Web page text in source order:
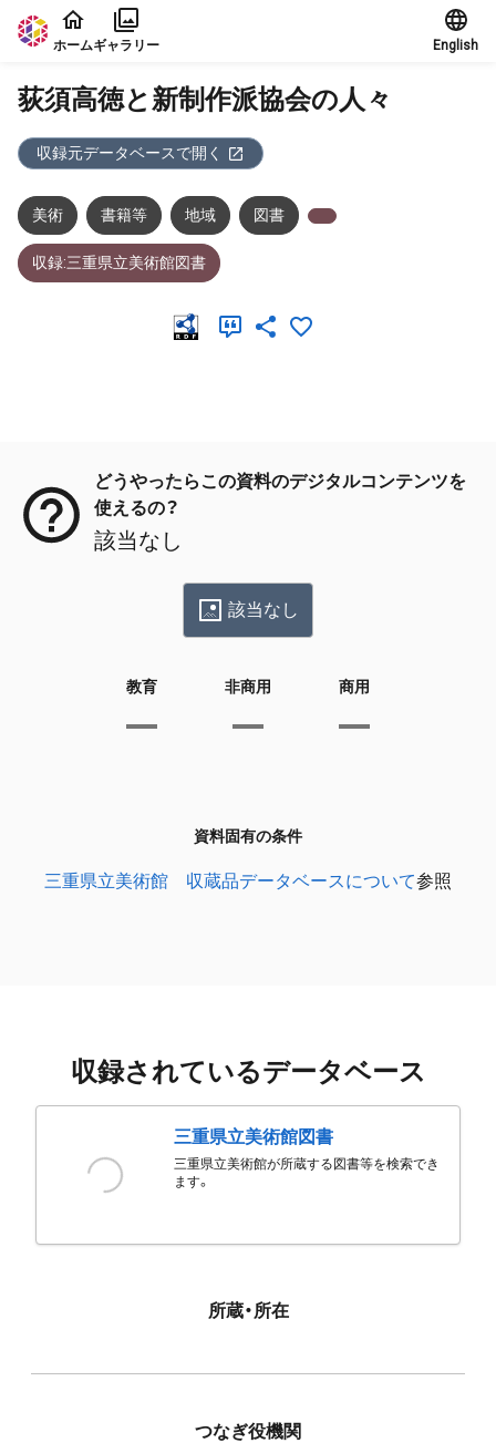
本文に飛ぶ
ホームギャラリー English
荻須高徳と新制作派協会の人々
収録元データベースで開く
美術 書籍等 地域 図書
収録:三重県立美術館図書
どうやったらこの資料のデジタルコンテンツを
使えるの？
該当なし
該当なし
教育 非商用 商用
資料固有の条件
三重県立美術館 収蔵品データベースについて参照
収録されているデータベース
三重県立美術館図書
三重県立美術館が所蔵する図書等を検索でき
ます。
所蔵・所在
つなぎ役機関